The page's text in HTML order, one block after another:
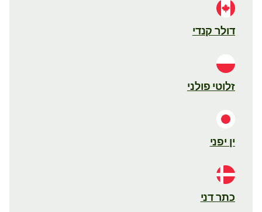
דולר קנדי
זלוטי פולני
ין יפני
כתר דני